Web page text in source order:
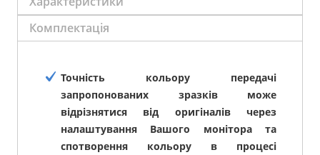
Комплектація
Точність кольору передачі
запропонованих зразків може
відрізнятися від оригіналів через
налаштування Вашого монітора та
спотворення кольору в процесі